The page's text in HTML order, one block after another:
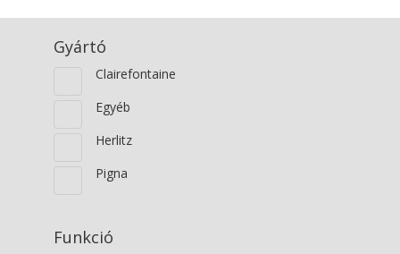
Gyártó
Clairefontaine
Egyéb
Herlitz
Pigna
Funkció